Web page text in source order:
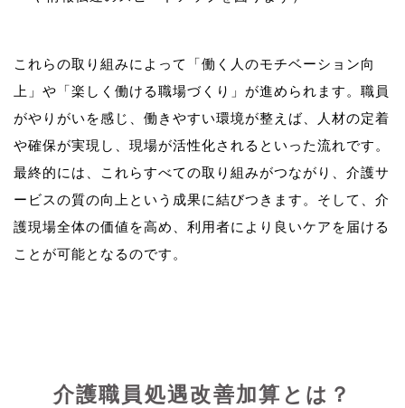
これらの取り組みによって「働く人のモチベーション向
上」や「楽しく働ける職場づくり」が進められます。職員
がやりがいを感じ、働きやすい環境が整えば、人材の定着
や確保が実現し、現場が活性化されるといった流れです。
最終的には、これらすべての取り組みがつながり、介護サ
ービスの質の向上という成果に結びつきます。そして、介
護現場全体の価値を高め、利用者により良いケアを届ける
介護職員処遇改善加算とは？